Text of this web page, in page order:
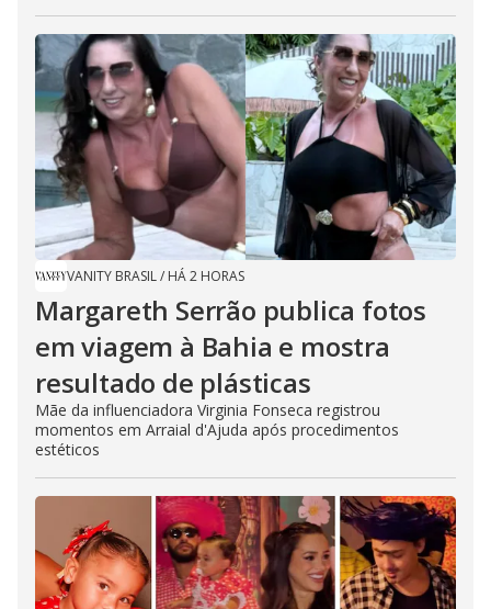
VANITY BRASIL/ HÁ 2 HORAS
Margareth Serrão publica fotos
em viagem à Bahia e mostra
resultado de plásticas
Mãe da influenciadora Virginia Fonseca registrou
momentos em Arraial d'Ajuda após procedimentos
estéticos